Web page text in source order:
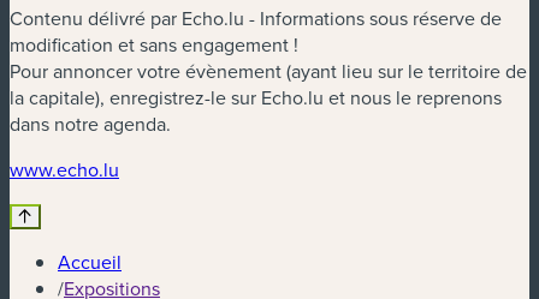
Contenu délivré par Echo.lu - Informations sous réserve de
modification et sans engagement !
Pour annoncer votre évènement (ayant lieu sur le territoire de
la capitale), enregistrez-le sur Echo.lu et nous le reprenons
dans notre agenda.
www.echo.lu
Accueil
/Expositions